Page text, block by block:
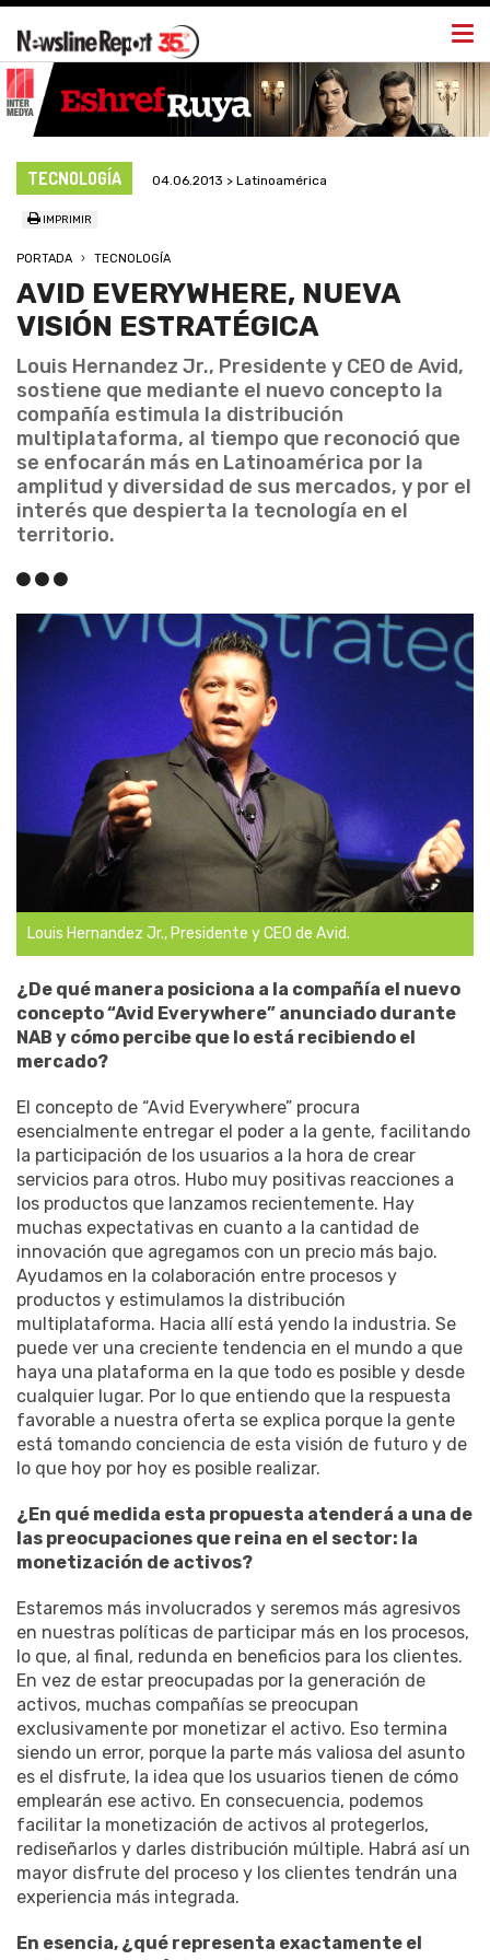
TECNOLOGÍA 04.06.2013 > Latinoamérica
IMPRIMIR
PORTADA TECNOLOGÍA
AVID EVERYWHERE, NUEVA
VISIÓN ESTRATÉGICA
Louis Hernandez Jr., Presidente y CEO de Avid,
sostiene que mediante el nuevo concepto la
compañía estimula la distribución
multiplataforma, al tiempo que reconoció que
se enfocarán más en Latinoamérica por la
amplitud y diversidad de sus mercados, y por el
interés que despierta la tecnología en el
territorio.
Louis Hernandez Jr., Presidente y CEO de Avid.
¿De qué manera posiciona a la compañía el nuevo
concepto “Avid Everywhere” anunciado durante
NAB y cómo percibe que lo está recibiendo el
mercado?
El concepto de “Avid Everywhere” procura
esencialmente entregar el poder a la gente, facilitando
la participación de los usuarios a la hora de crear
servicios para otros. Hubo muy positivas reacciones a
los productos que lanzamos recientemente. Hay
muchas expectativas en cuanto a la cantidad de
innovación que agregamos con un precio más bajo.
Ayudamos en la colaboración entre procesos y
productos y estimulamos la distribución
multiplataforma. Hacia allí está yendo la industria. Se
puede ver una creciente tendencia en el mundo a que
haya una plataforma en la que todo es posible y desde
cualquier lugar. Por lo que entiendo que la respuesta
favorable a nuestra oferta se explica porque la gente
está tomando conciencia de esta visión de futuro y de
lo que hoy por hoy es posible realizar.
¿En qué medida esta propuesta atenderá a una de
las preocupaciones que reina en el sector: la
monetización de activos?
Estaremos más involucrados y seremos más agresivos
en nuestras políticas de participar más en los procesos,
lo que, al final, redunda en beneficios para los clientes.
En vez de estar preocupadas por la generación de
activos, muchas compañías se preocupan
exclusivamente por monetizar el activo. Eso termina
siendo un error, porque la parte más valiosa del asunto
es el disfrute, la idea que los usuarios tienen de cómo
emplearán ese activo. En consecuencia, podemos
facilitar la monetización de activos al protegerlos,
rediseñarlos y darles distribución múltiple. Habrá así un
mayor disfrute del proceso y los clientes tendrán una
experiencia más integrada.
En esencia, ¿qué representa exactamente el